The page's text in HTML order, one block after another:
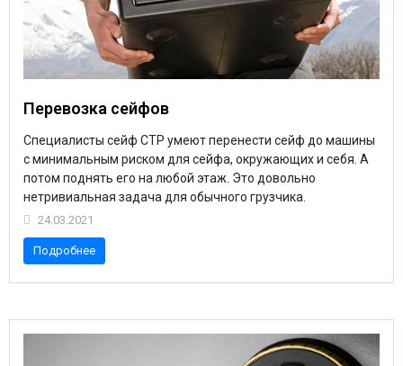
Перевозка сейфов
Специалисты сейф СТР умеют перенести сейф до машины
с минимальным риском для сейфа, окружающих и себя. А
потом поднять его на любой этаж. Это довольно
нетривиальная задача для обычного грузчика.
24.03.2021
Подробнее